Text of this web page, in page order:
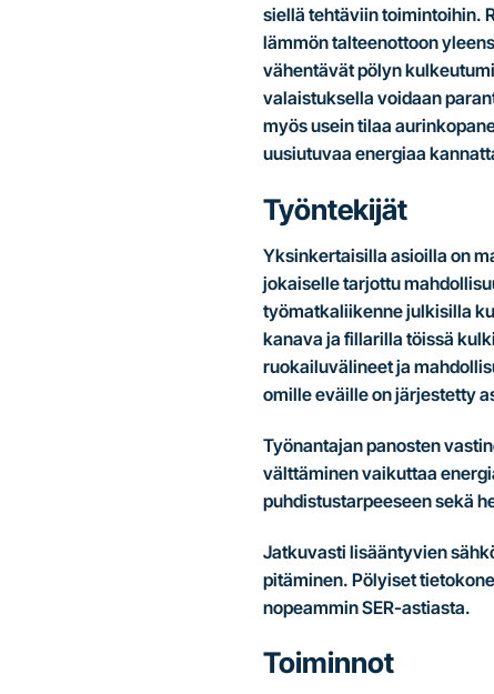
siellä tehtäviin toimintoihin.
lämmön talteenottoon
vähentävät pölyn
valaistuksella voidaan
myös usein tilaa
uusiutuvaa energiaa
Työntekijät
Yksinkertaisilla asioilla on
jokaiselle tarjottu
työmatkaliikenne julkisilla
kanava ja fillarilla töissä
ruokailuvälineet ja
omille eväille on järjestetty
Työnantajan panosten
välttäminen vaikuttaa
puhdistustarpeeseen sekä
Jatkuvasti lisääntyvien
pitäminen. Pölyiset
nopeammin SER-astiasta.
Toiminnot